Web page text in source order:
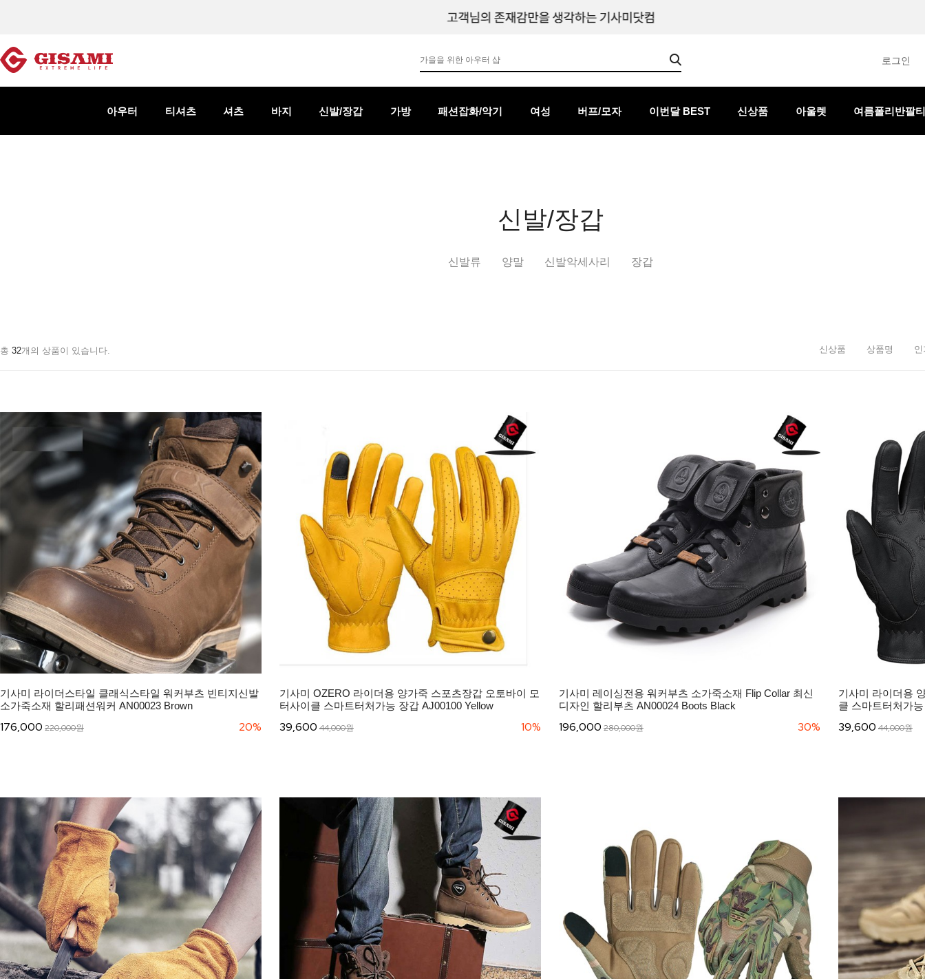
로그인
아우터 티셔츠 셔츠 바지 신발/장갑 가방 패션잡화/악기 여성 버프/모자 이번달 BEST 신상품 아울렛 여름폴리반팔
신발/장갑
신발류 양말 신발악세사리 장갑
총 32개의 상품이 있습니다. 신상품 상품명 인
기사미 라이더스타일 클래식스타일 워커부츠 빈티지신발
소가죽소재 할리패션워커 AN00023 Brown
176,000 220,000원 20%
기사미 OZERO 라이더용 양가죽 스포츠장갑 오토바이 모
터사이클 스마트터처가능 장갑 AJ00100 Yellow
39,600 44,000원 10%
기사미 레이싱전용 워커부츠 소가죽소재 Flip Collar 최신
디자인 할리부츠 AN00024 Boots Black
196,000 280,000원 30%
기사미 라이더용
클 스마트터처가
39,600 44,000원